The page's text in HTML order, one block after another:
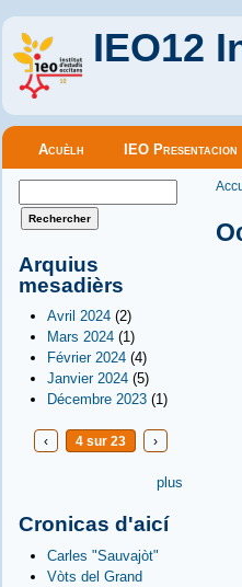
IEO12
Menu principal
Acuèlh IEO Presentacion
Formulaire de
Arquius
mesadièrs
Avril 2024 (2)
Mars 2024 (1)
Février 2024 (4)
Janvier 2024 (5)
Décembre 2023 (1)
‹ 4 sur 23 ›
plus
Cronicas d'aicí
Carles "Sauvajòt"
Vòts del Grand